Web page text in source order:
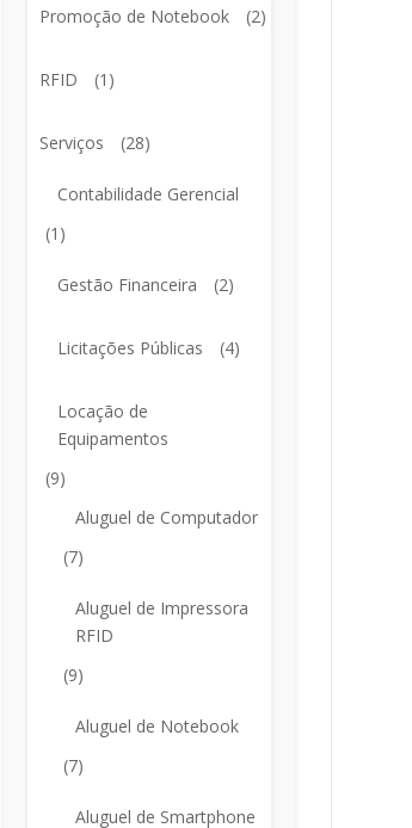
Promoção de Notebook (2)
RFID (1)
Serviços (28)
Contabilidade Gerencial
(1)
Gestão Financeira (2)
Licitações Públicas (4)
Locação de
Equipamentos
(9)
Aluguel de Computador
(7)
Aluguel de Impressora
RFID
(9)
Aluguel de Notebook
(7)
Aluguel de Smartphone